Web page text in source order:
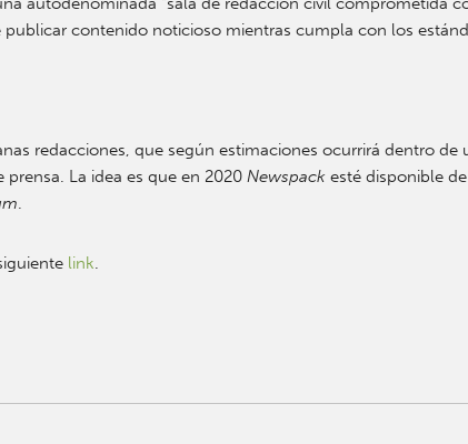
contenido noticioso mientras cumpla con los
redacciones, que según estimaciones ocurrirá dentro de
La idea es que en 2020 Newspackesté disponible
.
link.